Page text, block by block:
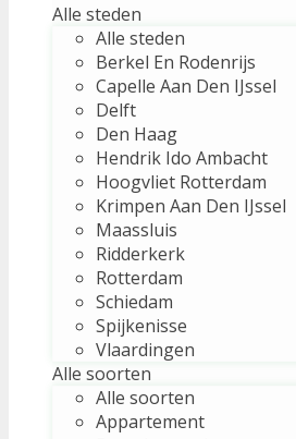
Alle steden
Alle steden
Berkel En Rodenrijs
Capelle Aan Den IJssel
Delft
Den Haag
Hendrik Ido Ambacht
Hoogvliet Rotterdam
Krimpen Aan Den IJssel
Maassluis
Ridderkerk
Rotterdam
Schiedam
Spijkenisse
Vlaardingen
Alle soorten
Alle soorten
Appartement